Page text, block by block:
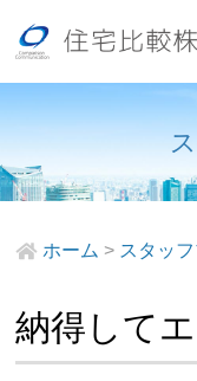
ホーム > スタッ
納得して